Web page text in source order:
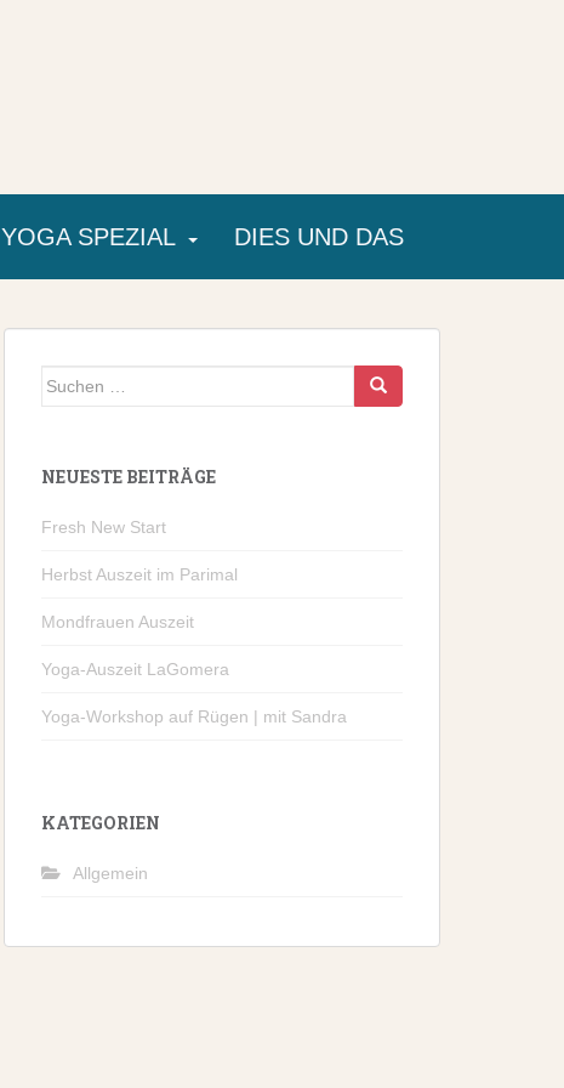
YOGA SPEZIAL DIES UND DAS
Suchen
NEUESTE BEITRÄGE
Fresh New Start
Herbst Auszeit im Parimal
Mondfrauen Auszeit
Yoga-Auszeit LaGomera
Yoga-Workshop auf Rügen | mit Sandra
KATEGORIEN
Allgemein